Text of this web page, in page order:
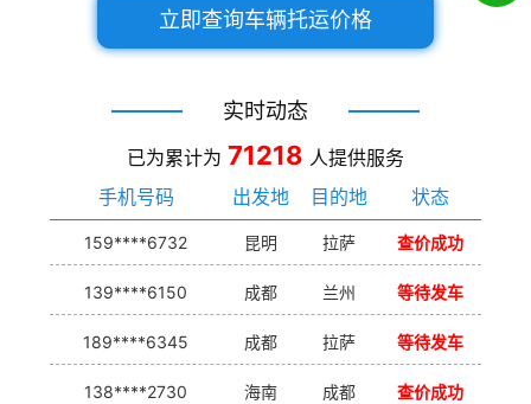
立即查询车辆托运价格
实时动态
已为累计为 71218 人提供服务
手机号码
出发地 目的地 状态
159****6732 昆明 拉萨 查价成功
139****6150 成都 兰州 等待发车
189****6345 成都 拉萨 等待发车
138****2730 海南 成都 查价成功